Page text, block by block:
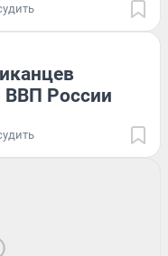
ВВП России